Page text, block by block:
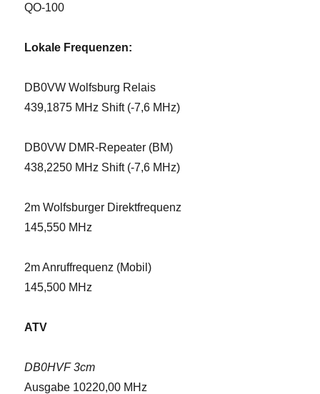
QO-100
Lokale Frequenzen:
DB0VW Wolfsburg Relais
439,1875 MHz Shift (-7,6 MHz)
DB0VW DMR-Repeater (BM)
438,2250 MHz Shift (-7,6 MHz)
2m Wolfsburger Direktfrequenz
145,550 MHz
2m Anruffrequenz (Mobil)
145,500 MHz
ATV
DB0HVF 3cm
Ausgabe 10220,00 MHz